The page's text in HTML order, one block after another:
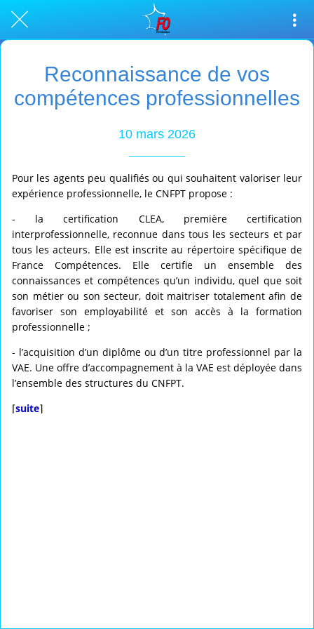
Reconnaissance de vos
compétences professionnelles
10 mars 2026
Pour les agents peu qualifiés ou qui souhaitent valoriser leur
expérience professionnelle, le CNFPT propose :
- la certification CLEA, première certification
interprofessionnelle, reconnue dans tous les secteurs et par
tous les acteurs. Elle est inscrite au répertoire spécifique de
France Compétences. Elle certifie un ensemble des
connaissances et compétences qu’un individu, quel que soit
son métier ou son secteur, doit maitriser totalement afin de
favoriser son employabilité et son accès à la formation
professionnelle ;
- l’acquisition d’un diplôme ou d’un titre professionnel par la
VAE. Une offre d’accompagnement à la VAE est déployée dans
l’ensemble des structures du CNFPT.
⌈suite⌉